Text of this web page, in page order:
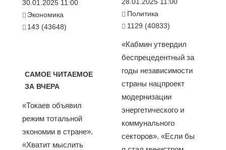
30.01.2025 11:00
Экономика
143 (43648)
САМОЕ ЧИТАЕМОЕ
ЗА ВЧЕРА
«Токаев объявил
режим тотальной
экономии в стране».
«Хватит мыслить
Политика
1129 (40833)
«Кабмин утвердил
беспрецедентный за
годы независимости
страны нацпроект
модернизации
энергетического и
коммунального
секторов». «Если бы